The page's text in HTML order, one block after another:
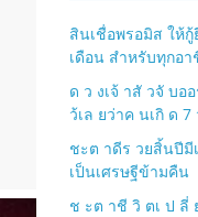
สินเชื่อพรอมิส ให้
เดือน สำหรับทุกอ
ด ว งเจ้ าสั วจั บอ
ว้เล ยว่าค นเกิ ด
ชะต าดีร วยสิ้นปีมี
เป็นเศรษฐีข้ามคืน
ช ะต าชี วิ ตเ ป ลี่